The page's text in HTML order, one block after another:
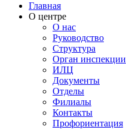
Главная
О центре
О нас
Руководство
Структура
Орган инспекции
ИЛЦ
Документы
Отделы
Филиалы
Контакты
Профориентация